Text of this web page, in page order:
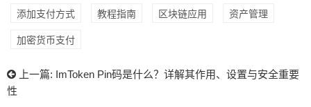
添加支付方式 教程指南 区块链应用 资产管理
加密货币支付
上一篇: ImToken Pin码是什么？详解其作用、设置与安全重要
性